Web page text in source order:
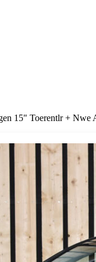
15" Toerentlr + Nwe